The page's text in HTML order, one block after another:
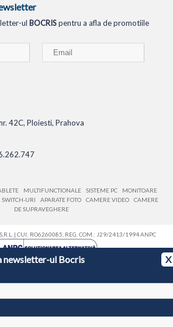
newsletter-ul Bocris
X
ul BOCRISpentru a afla de promotiile
42C, Ploiesti, Prahova
MULTIFUNCTIONALE SISTEME PC
MONITOARE
SWITCH-URI APARATE FOTO CAMERE VIDEO
CAMERE
DE SUPRAVEGHERE
| CUI: RO6260085, REG. COM.: J29/2413/1994ANPC